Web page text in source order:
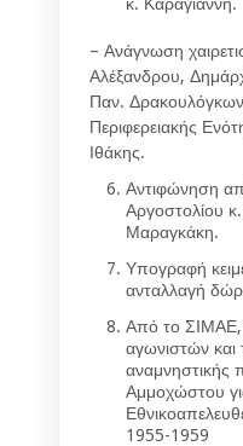
– Ανάγνωση
Αλέξανδρου,
Παν.
Περιφερειακής
Ιθάκης.
Αντιφώνηση
Αργοστολίου
Μαραγκάκη.
Υπογραφή
ανταλλαγή
Από το ΣΙΜΑΕ,
αγωνιστών
αναμνηστικής
Αμμοχώστου
1955-1959